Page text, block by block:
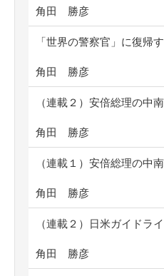
角田 勝彦
「世界の警察官」に復帰
角田 勝彦
（連載２）安倍総理の中
角田 勝彦
（連載１）安倍総理の中
角田 勝彦
（連載２）日米ガイドラ
角田 勝彦